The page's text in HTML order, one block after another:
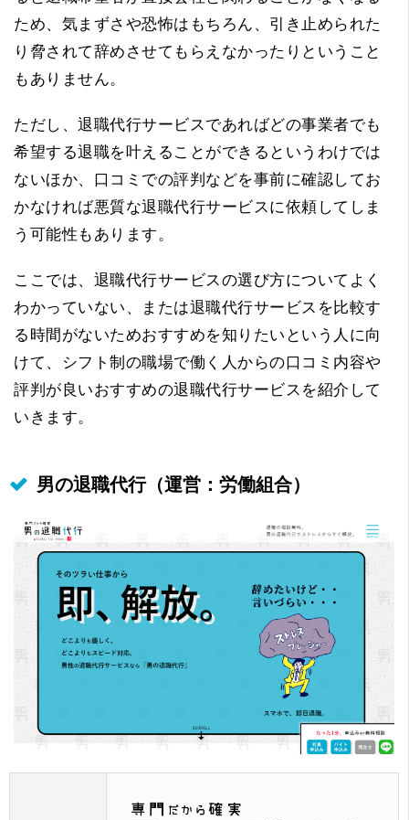
ため、気まずさや恐怖はもちろん、引き止められた
り脅されて辞めさせてもらえなかったりということ
もありません。
ただし、退職代行サービスであればどの事業者でも
希望する退職を叶えることができるというわけでは
ないほか、口コミでの評判などを事前に確認してお
かなければ悪質な退職代行サービスに依頼してしま
う可能性もあります。
ここでは、退職代行サービスの選び方についてよく
わかっていない、または退職代行サービスを比較す
る時間がないためおすすめを知りたいという人に向
けて、シフト制の職場で働く人からの口コミ内容や
評判が良いおすすめの退職代行サービスを紹介して
いきます。
男の退職代行（運営：労働組合）